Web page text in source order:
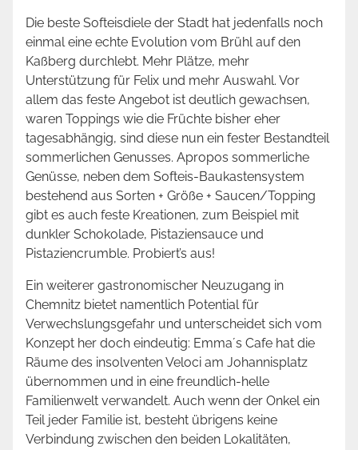
Die beste Softeisdiele der Stadt hat jedenfalls noch
einmal eine echte Evolution vom Brühl auf den
Kaßberg durchlebt. Mehr Plätze, mehr
Unterstützung für Felix und mehr Auswahl. Vor
allem das feste Angebot ist deutlich gewachsen,
waren Toppings wie die Früchte bisher eher
tagesabhängig, sind diese nun ein fester Bestandteil
sommerlichen Genusses. Apropos sommerliche
Genüsse, neben dem Softeis-Baukastensystem
bestehend aus Sorten + Größe + Saucen/Topping
gibt es auch feste Kreationen, zum Beispiel mit
dunkler Schokolade, Pistaziensauce und
Pistaziencrumble. Probiert’s aus!
Ein weiterer gastronomischer Neuzugang in
Chemnitz bietet namentlich Potential für
Verwechslungsgefahr und unterscheidet sich vom
Konzept her doch eindeutig: Emma´s Cafe hat die
Räume des insolventen Veloci am Johannisplatz
übernommen und in eine freundlich-helle
Familienwelt verwandelt. Auch wenn der Onkel ein
Teil jeder Familie ist, besteht übrigens keine
Verbindung zwischen den beiden Lokalitäten,